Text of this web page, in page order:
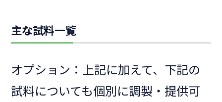
主な試料一覧
オプション：上記に加えて、下記の
試料についても個別に調製・提供可